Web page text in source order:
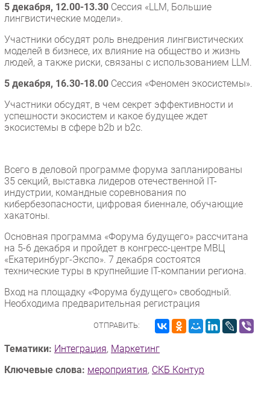
5 декабря, 12.00-13.30 Сессия «LLM, Большие
лингвистические модели».
Участники обсудят роль внедрения лингвистических
моделей в бизнесе, их влияние на общество и жизнь
людей, а также риски, связаны с использованием LLM.
5 декабря, 16.30-18.00 Сессия «Феномен экосистемы».
Участники обсудят, в чем секрет эффективности и
успешности экосистем и какое будущее ждет
экосистемы в сфере b2b и b2c.
Всего в деловой программе форума запланированы
35 секций, выставка лидеров отечественной IT-
индустрии, командные соревнования по
кибербезопасности, цифровая биеннале, обучающие
хакатоны.
Основная программа «Форума будущего» рассчитана
на 5-6 декабря и пройдет в конгресс-центре МВЦ
«Екатеринбург-Экспо». 7 декабря состоятся
технические туры в крупнейшие IT-компании региона.
Вход на площадку «Форума будущего» свободный.
Необходима предварительная регистрация
ОТПРАВИТЬ:
Тематики: Интеграция, Маркетинг
Ключевые слова: мероприятия, СКБ Контур